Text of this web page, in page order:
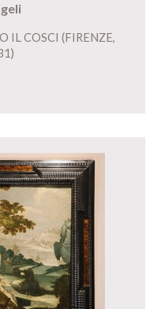
IL COSCI (FIRENZE,